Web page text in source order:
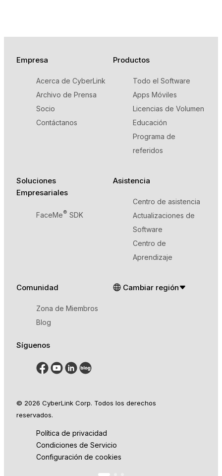
Empresa
Acerca de CyberLink
Archivo de Prensa
Socio
Contáctanos
Productos
Todo el Software
Apps Móviles
Licencias de Volumen
Educación
Programa de
referidos
Soluciones
Empresariales
FaceMe® SDK
Asistencia
Centro de asistencia
Actualizaciones de
Software
Centro de
Aprendizaje
Comunidad
Zona de Miembros
Blog
Síguenos
Cambiar región
© 2026 CyberLink Corp. Todos los derechos
reservados.
Política de privacidad
Condiciones de Servicio
Configuración de cookies